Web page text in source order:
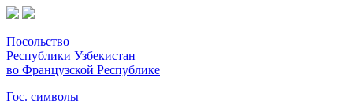
Посольство
Республики Узбекистан
во Французской Республике
Гос. символы